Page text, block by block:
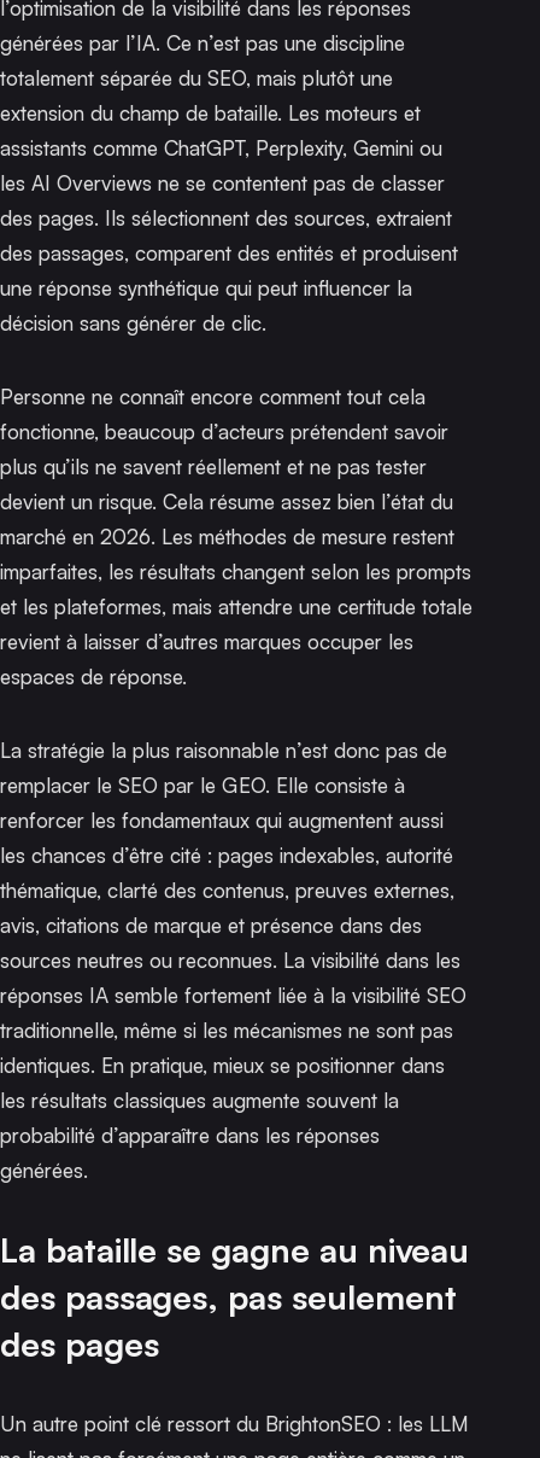
l’optimisation de la visibilité dans les réponses
générées par l’IA. Ce n’est pas une discipline
totalement séparée du SEO, mais plutôt une
extension du champ de bataille. Les moteurs et
assistants comme ChatGPT, Perplexity, Gemini ou
les AI Overviews ne se contentent pas de classer
des pages. Ils sélectionnent des sources, extraient
des passages, comparent des entités et produisent
une réponse synthétique qui peut influencer la
décision sans générer de clic.
Personne ne connaît encore comment tout cela
fonctionne, beaucoup d’acteurs prétendent savoir
plus qu’ils ne savent réellement et ne pas tester
devient un risque. Cela résume assez bien l’état du
marché en 2026. Les méthodes de mesure restent
imparfaites, les résultats changent selon les prompts
et les plateformes, mais attendre une certitude totale
revient à laisser d’autres marques occuper les
espaces de réponse.
La stratégie la plus raisonnable n’est donc pas de
remplacer le SEO par le GEO. Elle consiste à
renforcer les fondamentaux qui augmentent aussi
les chances d’être cité : pages indexables, autorité
thématique, clarté des contenus, preuves externes,
avis, citations de marque et présence dans des
sources neutres ou reconnues. La visibilité dans les
réponses IA semble fortement liée à la visibilité SEO
traditionnelle, même si les mécanismes ne sont pas
identiques. En pratique, mieux se positionner dans
les résultats classiques augmente souvent la
probabilité d’apparaître dans les réponses
générées.
La bataille se gagne au niveau
des passages, pas seulement
des pages
Un autre point clé ressort du BrightonSEO : les LLM